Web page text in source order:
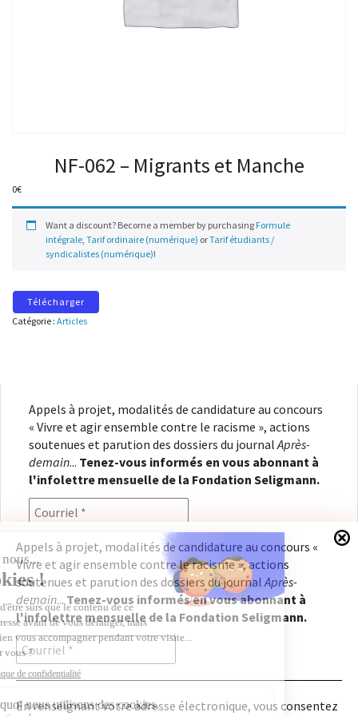
NF-062 – Migrants et Manche
0€
Want a discount? Become a member by purchasing Formule
intégrale, Tarif ordinaire (numérique) orTarif étudiants /
syndicalistes (numérique)!
Télécharger
Catégorie : Articles
Appels à projet, modalités de candidature au concours
« Vivre et agir ensemble contre le racisme », actions
soutenues et parution des dossiers du journal Après-
demain... Tenez-vous informés en vous abonnant à
l'infolettre mensuelle de la Fondation Seligmann.
En renseignant votre adresse électronique, vous
consentez à recevoir l'infolettre de la Fondation
Seligmann, conformément à notrepolitique de
confidentialité. Il vous sera possible de vous
désabonner à tout moment.
Appels à projet, modalités de candidature au concours «
Vivre et agir ensemble contre le racisme », actions
soutenues et parution des dossiers du journalAprès-
demain...Tenez-vous informés en vous abonnant à
l'infolettre mensuelle de la Fondation Seligmann.
En renseignant votre adresse électronique, vous consentez